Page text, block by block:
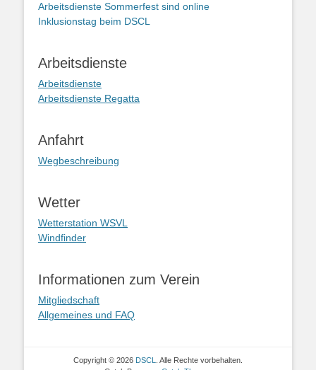
Arbeitsdienste Sommerfest sind online
Inklusionstag beim DSCL
Arbeitsdienste
Arbeitsdienste
Arbeitsdienste Regatta
Anfahrt
Wegbeschreibung
Wetter
Wetterstation WSVL
Windfinder
Informationen zum Verein
Mitgliedschaft
Allgemeines und FAQ
Copyright © 2026 DSCL
. Alle Rechte vorbehalten.